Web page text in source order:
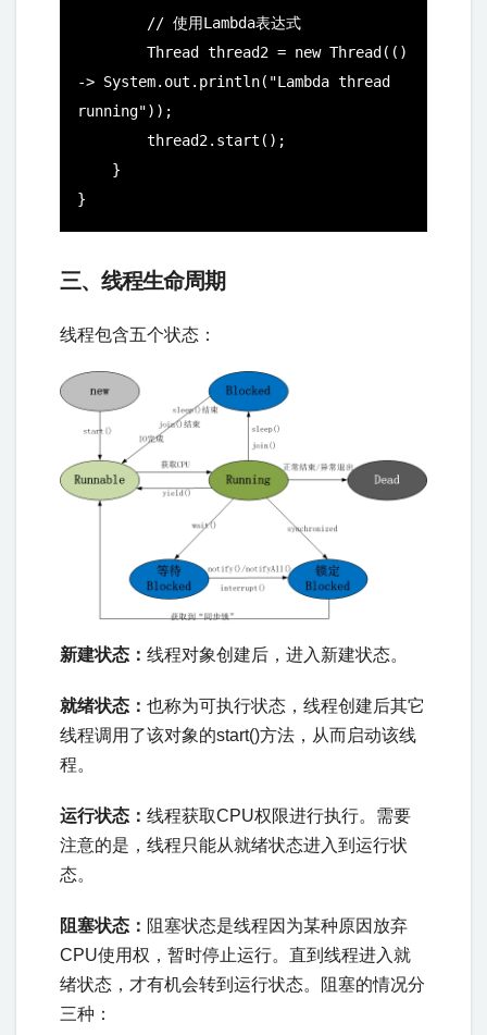
-> System.out.println("Lambda thread
running"));
}
三、线程生命周期
线程包含五个状态：
新建状态： 线程对象创建后，进入新建状态。
就绪状态： 也称为可执行状态，线程创建后其它
线程调用了该对象的start()方法，从而启动该线
程。
运行状态： 线程获取CPU权限进行执行。需要
注意的是，线程只能从就绪状态进入到运行状
态。
阻塞状态： 阻塞状态是线程因为某种原因放弃
CPU使用权，暂时停止运行。直到线程进入就
绪状态，才有机会转到运行状态。阻塞的情况分
三种：